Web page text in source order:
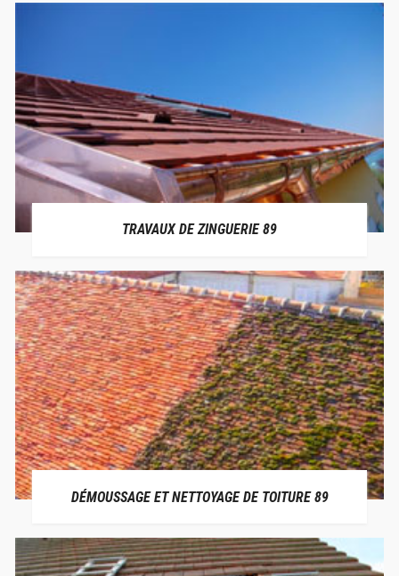
TRAVAUX DE ZINGUERIE 89
DÉMOUSSAGE ET NETTOYAGE DE TOITURE 89